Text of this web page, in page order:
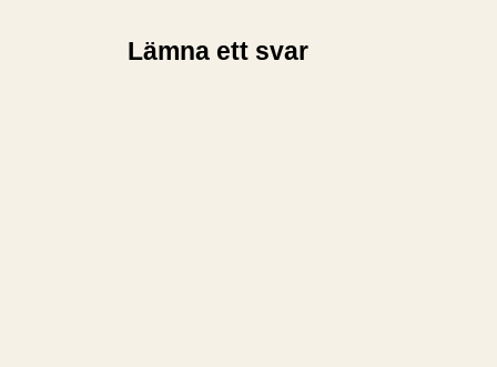
Lämna ett svar